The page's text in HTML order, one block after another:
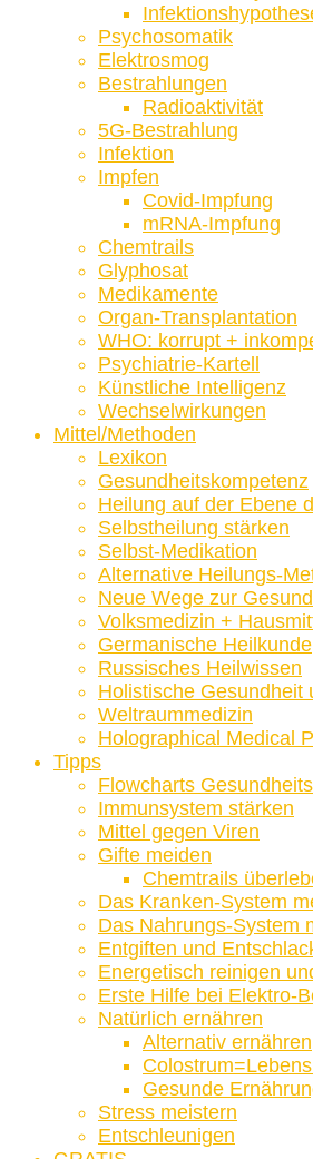
Psychosomatik
Elektrosmog
Bestrahlungen
Radioaktivität
5G-Bestrahlung
Infektion
Impfen
Covid-Impfung
mRNA-Impfung
Chemtrails
Glyphosat
Medikamente
Organ-Transplantation
WHO: korrupt +
Psychiatrie-Kartell
Künstliche Intelligenz
Wechselwirkungen
Mittel/Methoden
Lexikon
Gesundheitskompetenz
Heilung auf der Ebene
Selbstheilung stärken
Selbst-Medikation
Alternative Heilungs-
Neue Wege zur
Volksmedizin +
Germanische Heilkunde
Russisches Heilwissen
Holistische Gesundheit
Weltraummedizin
Holographical Medical
Tipps
Flowcharts
Immunsystem stärken
Mittel gegen Viren
Gifte meiden
Chemtrails
Das Kranken-System
Das Nahrungs-System
Entgiften und
Energetisch reinigen
Erste Hilfe bei Elektro-
Natürlich ernähren
Alternativ ernähren
Gesunde
Stress meistern
Entschleunigen